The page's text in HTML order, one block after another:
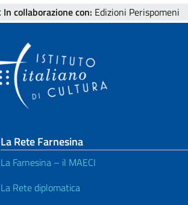
In collaborazione con: Edizioni Perispomeni
La Rete Farnesina
La Farnesina – il MAECI
La Rete diplomatica